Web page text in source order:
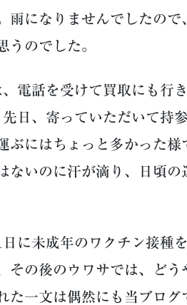
雨になりませんでしたの
うのでした。
電話を受けて買取にも行
日、寄っていただいて持
ぶにはちょっと多かった
ないのに汗が滴り、日頃
に未成年のワクチン接種
その後のウワサでは、ど
た一文は偶然にも当ブロ